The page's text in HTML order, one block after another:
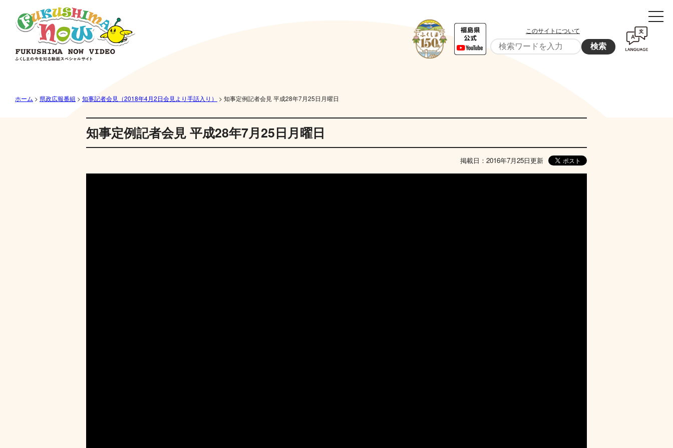
このサイトについて
検索
ホーム > 県政広報番組 > 知事記者会見（2018年4月2日会見より手話入り） > 知事定例記者会見 平成28年7月25日月曜日
知事定例記者会見 平成28年7月25日月曜日
掲載日：2016年7月25日更新